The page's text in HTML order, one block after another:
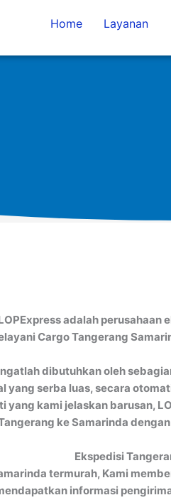
Home Layanan
adalah perusahaan
Cargo Tangerang
dibutuhkan oleh
yang serba luas, secara
yang kami jelaskan barusan,
ke Samarinda
Ekspedisi
termurah, Kami
informasi